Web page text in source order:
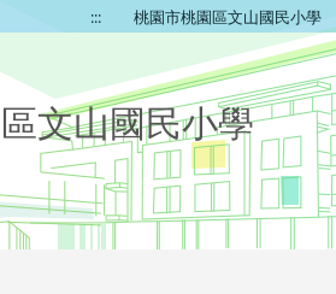
::: 桃園市桃園區文山國民小學
文山國民小學